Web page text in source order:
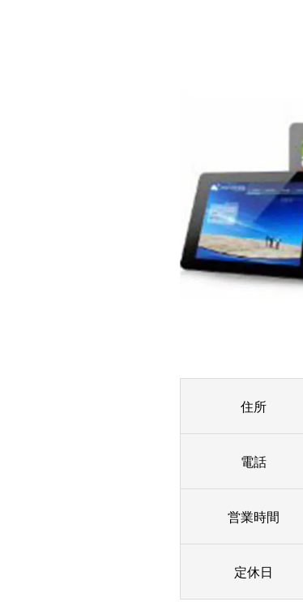
住所
電話
営業時間
定休日